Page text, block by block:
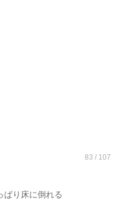
83 / 107
ぱり床に倒れる